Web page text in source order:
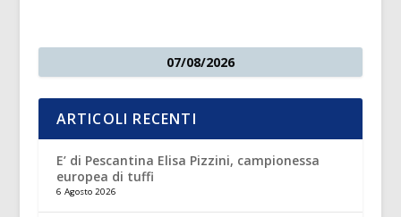
07/08/2026
ARTICOLI RECENTI
E’ di Pescantina Elisa Pizzini, campionessa
europea di tuffi
6 Agosto 2026